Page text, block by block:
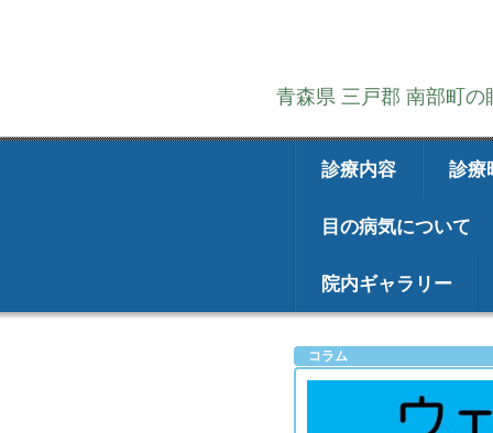
青森県 三戸郡 南部町
診療内容 診療
目の病気について
院内ギャラリー
コラム